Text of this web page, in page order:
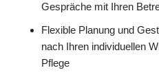
Gespräche mit Ihren
Flexible Planung und
nach Ihren individuellen
Pflege